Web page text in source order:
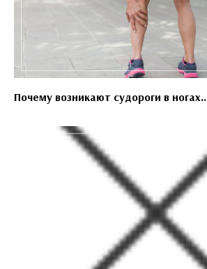
Почему возникают судороги в ногах..